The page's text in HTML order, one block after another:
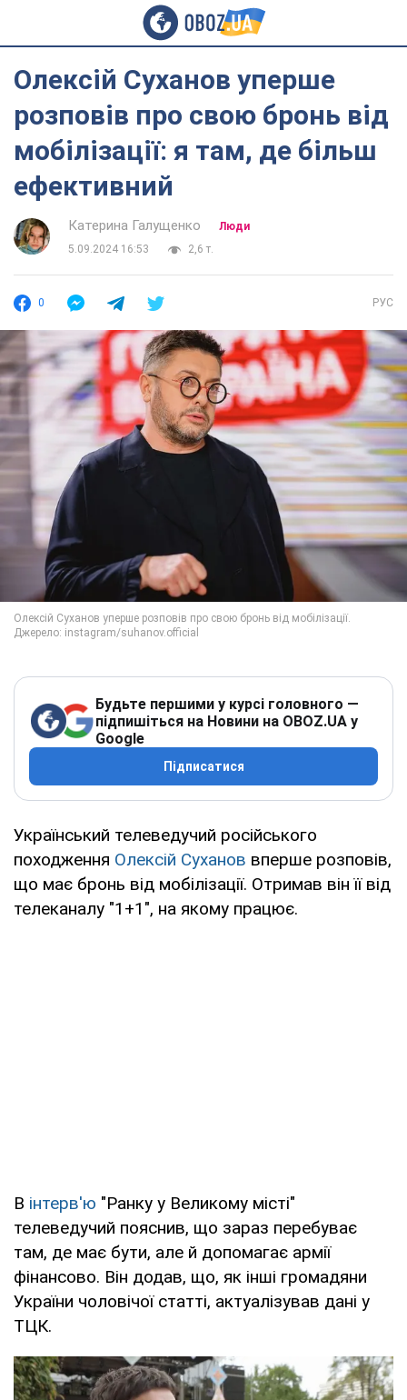
Олексій Суханов уперше
розповів про свою бронь від
мобілізації: я там, де більш
ефективний
Катерина Галущенко
Люди
5.09.2024 16:53
2,6 т.
0 РУС
Будьте першими у курсі головного —
підпишіться на Новини на OBOZ.UA у
Google
Підписатися
Український телеведучий російського
походження Олексій Суханов вперше розповів,
що має бронь від мобілізації. Отримав він її від
телеканалу "1+1", на якому працює.
В інтерв'ю "Ранку у Великому місті"
телеведучий пояснив, що зараз перебуває
там, де має бути, але й допомагає армії
фінансово. Він додав, що, як інші громадяни
України чоловічої статті, актуалізував дані у
ТЦК.